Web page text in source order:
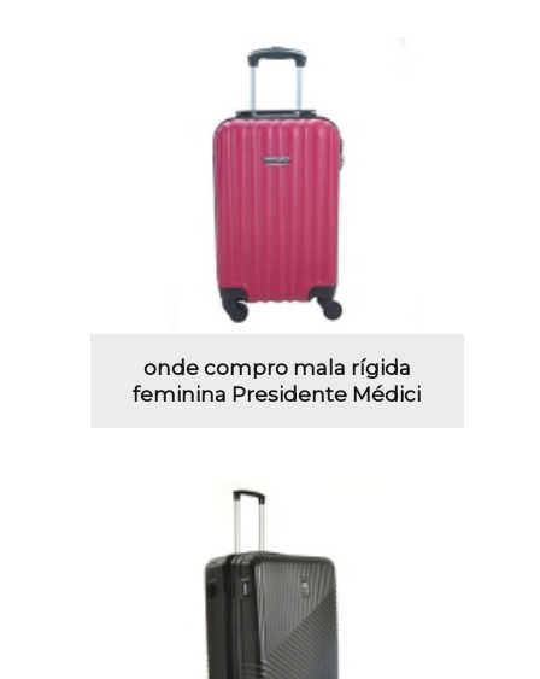
onde compro mala rígida
feminina Presidente Médici